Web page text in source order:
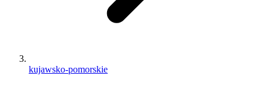
kujawsko-pomorskie